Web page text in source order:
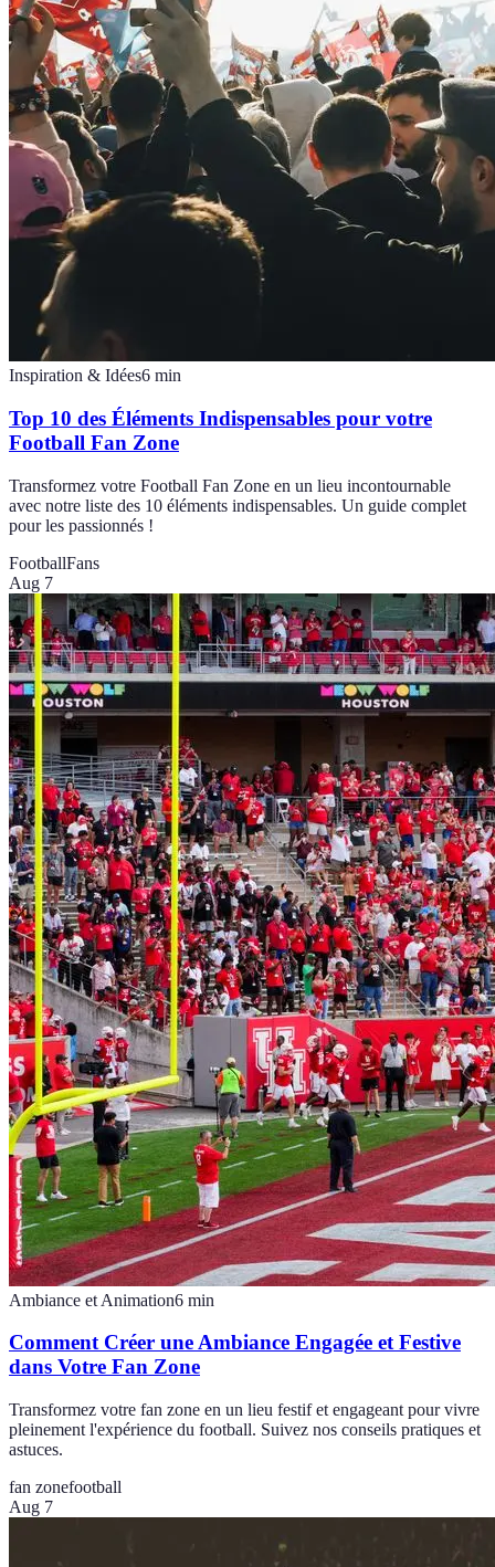
Inspiration & Idées6 min
Top 10 des Éléments Indispensables pour votre
Football Fan Zone
Transformez votre Football Fan Zone en un lieu incontournable
avec notre liste des 10 éléments indispensables. Un guide complet
pour les passionnés !
FootballFans
Aug 7
Ambiance et Animation6 min
Comment Créer une Ambiance Engagée et Festive
dans Votre Fan Zone
Transformez votre fan zone en un lieu festif et engageant pour vivre
pleinement l'expérience du football. Suivez nos conseils pratiques et
astuces.
fan zonefootball
Aug 7